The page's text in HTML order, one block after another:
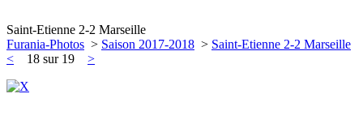
Saint-Etienne 2-2 Marseille
Furania-Photos > Saison 2017-2018 > Saint-Etienne 2-2 Marseille
< 18 sur 19 >